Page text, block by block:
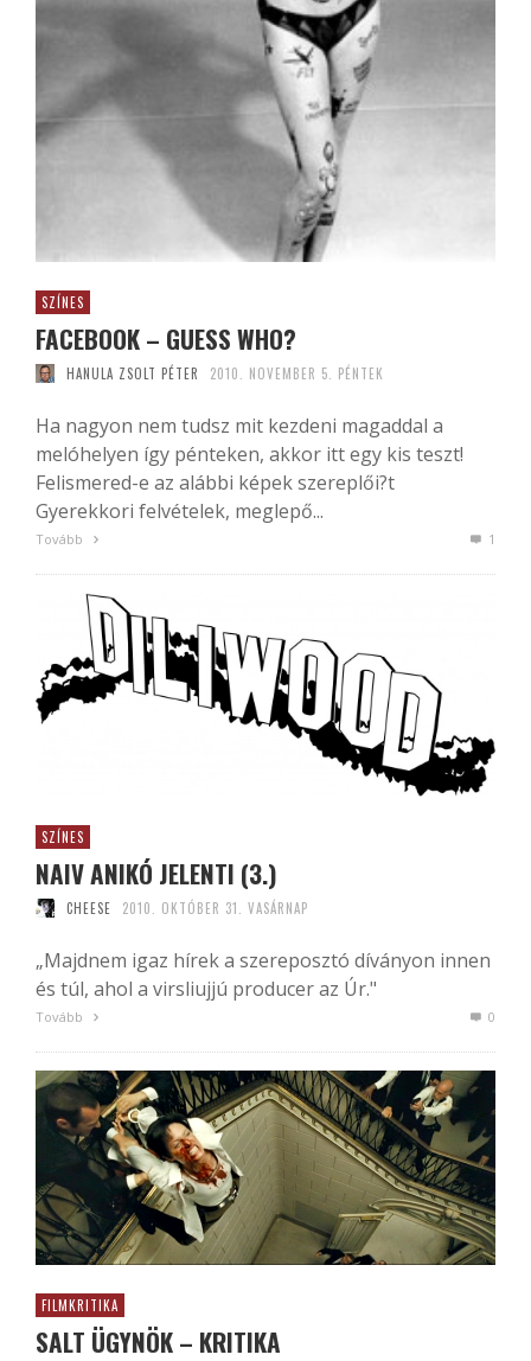
SZÍNES
FACEBOOK – GUESS WHO?
HANULA ZSOLT PÉTER 2010. NOVEMBER 5. PÉNTEK
Ha nagyon nem tudsz mit kezdeni magaddal a
melóhelyen így pénteken, akkor itt egy kis teszt!
Felismered-e az alábbi képek szereplői?t
Gyerekkori felvételek, meglepő...
Tovább 1
SZÍNES
NAIV ANIKÓ JELENTI (3.)
CHEESE 2010. OKTÓBER 31. VASÁRNAP
„Majdnem igaz hírek a szereposztó díványon innen
és túl, ahol a virsliujjú producer az Úr."
Tovább 0
FILMKRITIKA
SALT ÜGYNÖK – KRITIKA